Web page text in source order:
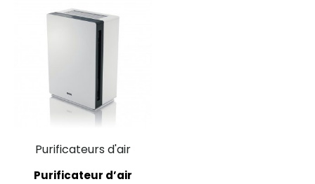
Purificateurs d'air
Purificateur d’air